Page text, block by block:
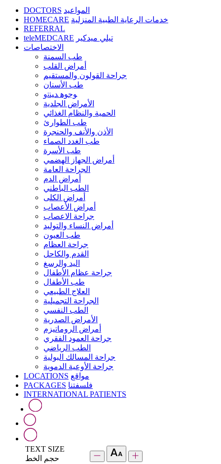
DOCTORS المواعيد
HOMECARE خدمات الرعاية الطبية المنزلية
REFERRAL
teleMEDCARE تيلي ميدكير
الاختصاصات
طب السمنة
أمراض القلب
جراحة القولون والمستقيم
طب الأسنان
ﻮﺟﻮﻫ ﺪﻴﻨﺗﻭ
الأمراض الجلدية
الحمية والنظام الغذائي
طب الطوارئ
الأذن والأنف والحنجرة
طب الغدد الصماء
طب الأسرة
أمراض الجهاز الهضمي
الجراحة العامة
أمراض الدم
الطب الباطني
أمراض الكلى
أمراض الأعصاب
جراحة الاعصاب
أمراض النساء والتوليد
طب العيون
جراحة العظام
القدم والكاحل
اليد والرسغ
جراحة عظام الأطفال
طب الأطفال
العلاج الطبيعي
الجراحة التجميلية
الطب النفسي
الأمراض الصدرية
أمراض الروماتيزم
جراحة العمود الفقري
الطب الرياضي
جراحة المسالك البولية
جراحة الأوعية الدموية
LOCATIONS مواقع
PACKAGES فلسفتنا
INTERNATIONAL PATIENTS
TEXT SIZE
حجم الخط